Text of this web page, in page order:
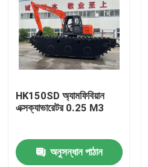
HK150SD অ্যামফিবিয়ান
এক্সক্যাভারেটর 0.25 M3
অনুসন্ধান পাঠান